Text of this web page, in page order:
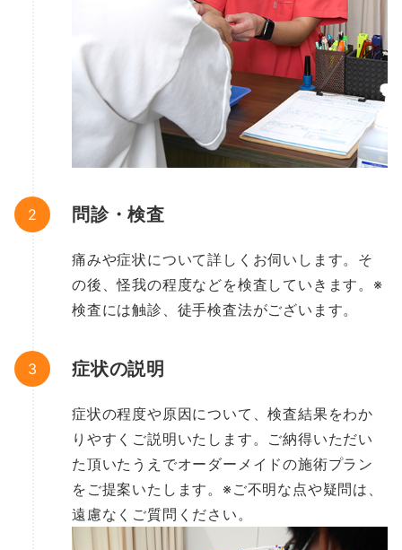
問診・検査
痛みや症状について詳しくお伺いします。そ
の後、怪我の程度などを検査していきます。※
検査には触診、徒手検査法がございます。
症状の説明
症状の程度や原因について、検査結果をわか
りやすくご説明いたします。ご納得いただい
た頂いたうえでオーダーメイドの施術プラン
をご提案いたします。※ご不明な点や疑問は、
遠慮なくご質問ください。